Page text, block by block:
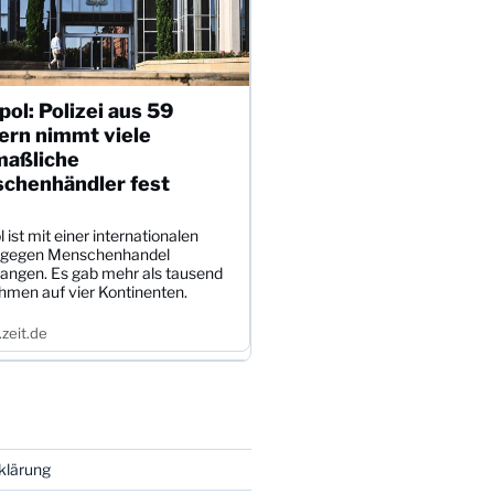
Polizei aus 59
nimmt viele
fest
ist mit einer internationalen
Menschenhandel
Es gab mehr als tausend
auf vier Kontinenten.